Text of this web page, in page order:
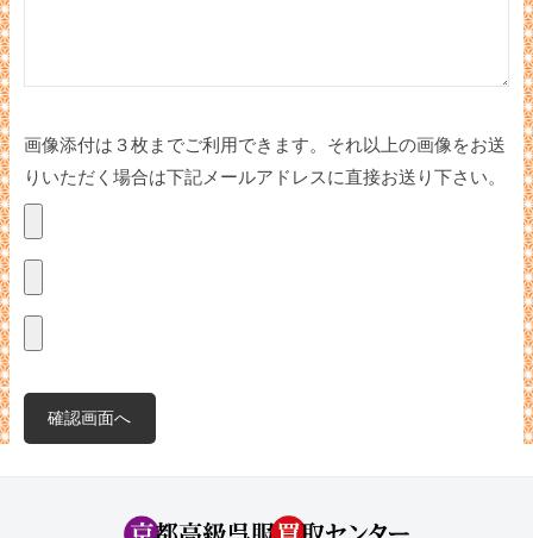
画像添付は３枚までご利用できます。それ以上の画像をお送
りいただく場合は下記メールアドレスに直接お送り下さい。